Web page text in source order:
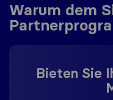
Warum dem
Bieten Sie